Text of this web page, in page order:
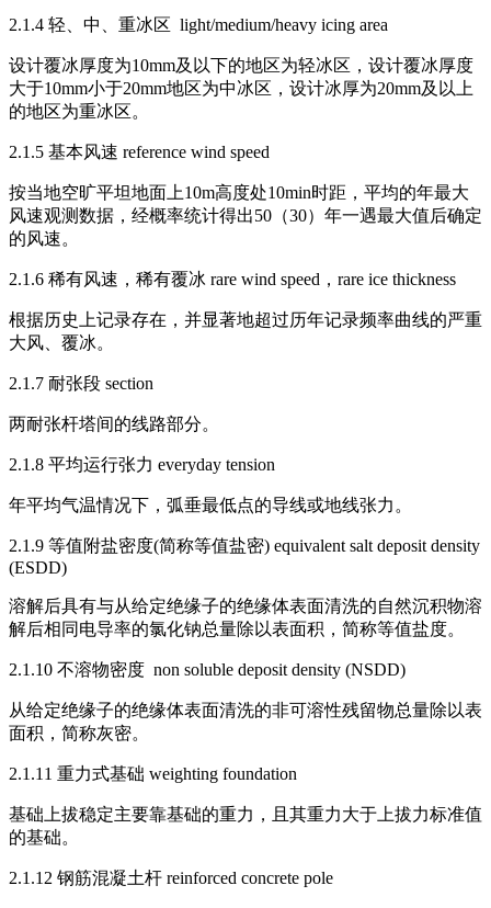
2.1.4 轻、中、重冰区 light/medium/heavy icing area
设计覆冰厚度为10mm及以下的地区为轻冰区，设计覆冰厚度
大于10mm小于20mm地区为中冰区，设计冰厚为20mm及以上
的地区为重冰区。
2.1.5 基本风速 reference wind speed
按当地空旷平坦地面上10m高度处10min时距，平均的年最大
风速观测数据，经概率统计得出50（30）年一遇最大值后确定
的风速。
2.1.6 稀有风速，稀有覆冰 rare wind speed，rare ice thickness
根据历史上记录存在，并显著地超过历年记录频率曲线的严重
大风、覆冰。
2.1.7 耐张段 section
两耐张杆塔间的线路部分。
2.1.8 平均运行张力 everyday tension
年平均气温情况下，弧垂最低点的导线或地线张力。
2.1.9 等值附盐密度(简称等值盐密) equivalent salt deposit density
(ESDD)
溶解后具有与从给定绝缘子的绝缘体表面清洗的自然沉积物溶
解后相同电导率的氯化钠总量除以表面积，简称等值盐度。
2.1.10 不溶物密度 non soluble deposit density (NSDD)
从给定绝缘子的绝缘体表面清洗的非可溶性残留物总量除以表
面积，简称灰密。
2.1.11 重力式基础 weighting foundation
基础上拔稳定主要靠基础的重力，且其重力大于上拔力标准值
的基础。
2.1.12 钢筋混凝土杆 reinforced concrete pole